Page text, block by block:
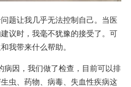
题让我几乎无法控制自己。当医
议时，我毫不犹豫的接受了。可
我带来什么帮助。
病因，我们做了检查，目前可以排
虫、药物、病毒、失血性疾病这